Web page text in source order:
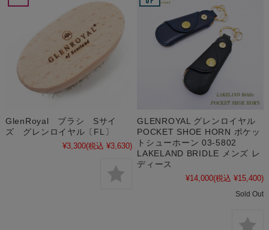
GlenRoyal ブラシ Sサイ
ズ グレンロイヤル〔FL〕
¥3,300(税込 ¥3,630)
GLENROYAL グレンロイヤル
POCKET SHOE HORN ポケッ
トシューホーン 03-5802
LAKELAND BRIDLE メンズ レ
ディース
¥14,000(税込 ¥15,400)
Sold Out